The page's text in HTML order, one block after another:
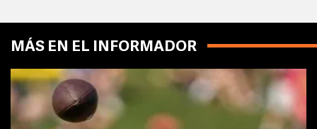
MÁS EN EL INFORMADOR